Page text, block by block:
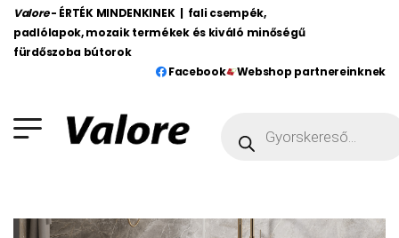
Valore - ÉRTÉK MINDENKINEK | fali csempék,
padlólapok, mozaik termékek és kiváló minőségű
fürdőszoba bútorok
Facebook
Webshop partnereinknek